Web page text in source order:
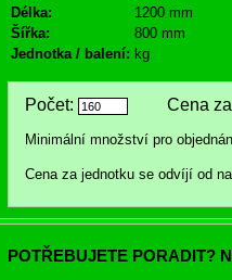
Délka:
1200 mm
Šířka:
800 mm
Jednotka / balení: kg
Počet: Cena za
Minimální množství pro
Cena za jednotku se odvíjí od
POTŘEBUJETE PORADIT?